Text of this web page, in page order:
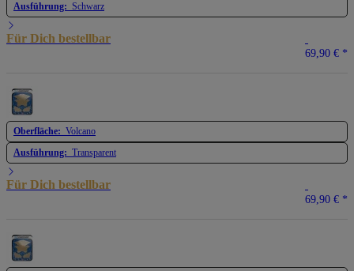
Ausführung: Schwarz
Für Dich bestellbar
69,90 € *
Oberfläche: Volcano
Ausführung: Transparent
Für Dich bestellbar
69,90 € *